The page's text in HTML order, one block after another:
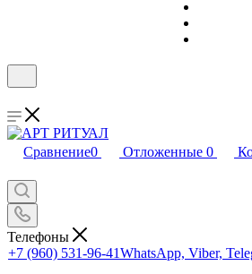
Сравнение0 Отложенные 0
Телефоны
+7 (960) 531-96-41WhatsApp, Viber,